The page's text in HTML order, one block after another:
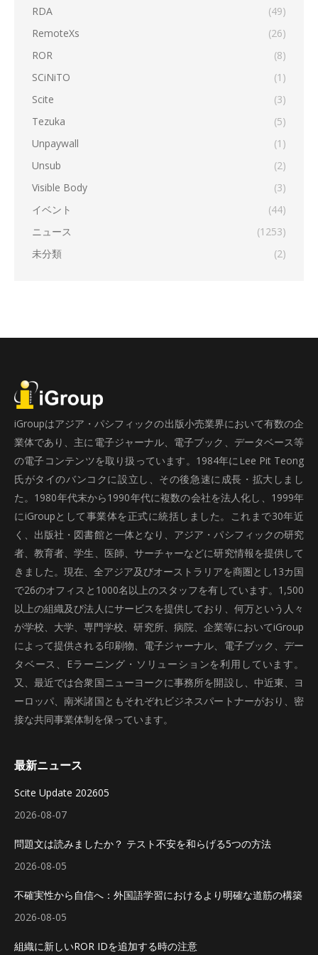
RDA
(49)
RemoteXs
(26)
ROR
(8)
SCiNiTO
(1)
Scite
(3)
Tezuka
(5)
Unpaywall
(1)
Unsub
(2)
Visible Body
(3)
イベント
(44)
ニュース
(1253)
未分類
(2)
iGroupはアジア・パシフィックの出版小売業界において有数の企
業体であり、主に電子ジャーナル、電子ブック、データベース等
の電子コンテンツを取り扱っています。1984年にLee Pit Teong
氏がタイのバンコクに設立し、その後急速に成長・拡大しまし
た。1980年代末から1990年代に複数の会社を法人化し、1999年
にiGroupとして事業体を正式に統括しました。これまで30年近
く、出版社・図書館と一体となり、アジア・パシフィックの研究
者、教育者、学生、医師、サーチャーなどに研究情報を提供して
きました。現在、全アジア及びオーストラリアを商圏とし13カ国
で26のオフィスと1000名以上のスタッフを有しています。1,500
以上の組織及び法人にサービスを提供しており、何万という人々
が学校、大学、専門学校、研究所、病院、企業等においてiGroup
によって提供される印刷物、電子ジャーナル、電子ブック、デー
タベース、Eラーニング・ソリューションを利用しています。
又、最近では合衆国ニューヨークに事務所を開設し、中近東、ヨ
ーロッパ、南米諸国ともそれぞれビジネスパートナーがおり、密
接な共同事業体制を保っています。
最新ニュース
Scite Update 202605
2026-08-07
問題文は読みましたか？ テスト不安を和らげる5つの方法
2026-08-05
不確実性から自信へ：外国語学習におけるより明確な道筋の構築
2026-08-05
組織に新しいROR IDを追加する時の注意